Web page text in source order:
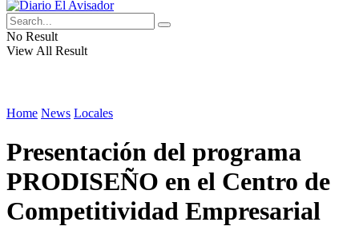
No Result
View All Result
Home News Locales
Presentación del programa
PRODISEÑO en el Centro de
Competitividad Empresarial